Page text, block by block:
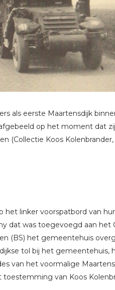
als eerste Maartensdijk
afgebeeld op het moment dat
(Collectie Koos
het linker voorspatbord van
dat was toegevoegd aan het
(BS) het gemeentehuis
tol bij het gemeentehuis,
van het voormalige
van Koos